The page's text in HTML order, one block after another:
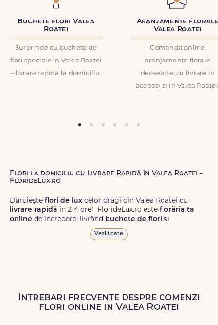
Buchete flori Valea
Roatei
Surprinde cu buchete de
flori speciale in Valea Roatei
– livrare rapida la domiciliu.
Aranjamente
Valea Roatei
Comanda online
aranjamente florale
deosebite, cu livrare in
aceeasi zi in Valea
Flori la domiciliu cu Livrare Rapidă în Valea Roatei –
FlorideLux.ro
Dăruiește flori de lux celor dragi din Valea Roatei cu
livrare rapidă în 2-4 ore! FlorideLux.ro este florăria ta
online de încredere, livrând buchete de flori și
de calitate superioară în Valea Roatei
Livrăm buchete de florichiar și înweekend, pentru ca tu
Vezi toate
Intrebari frecvente despre comenzi
flori online in Valea Roatei